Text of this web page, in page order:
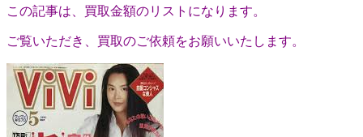
この記事は、買取金額のリストになります。
ご覧いただき、買取のご依頼をお願いいたします。